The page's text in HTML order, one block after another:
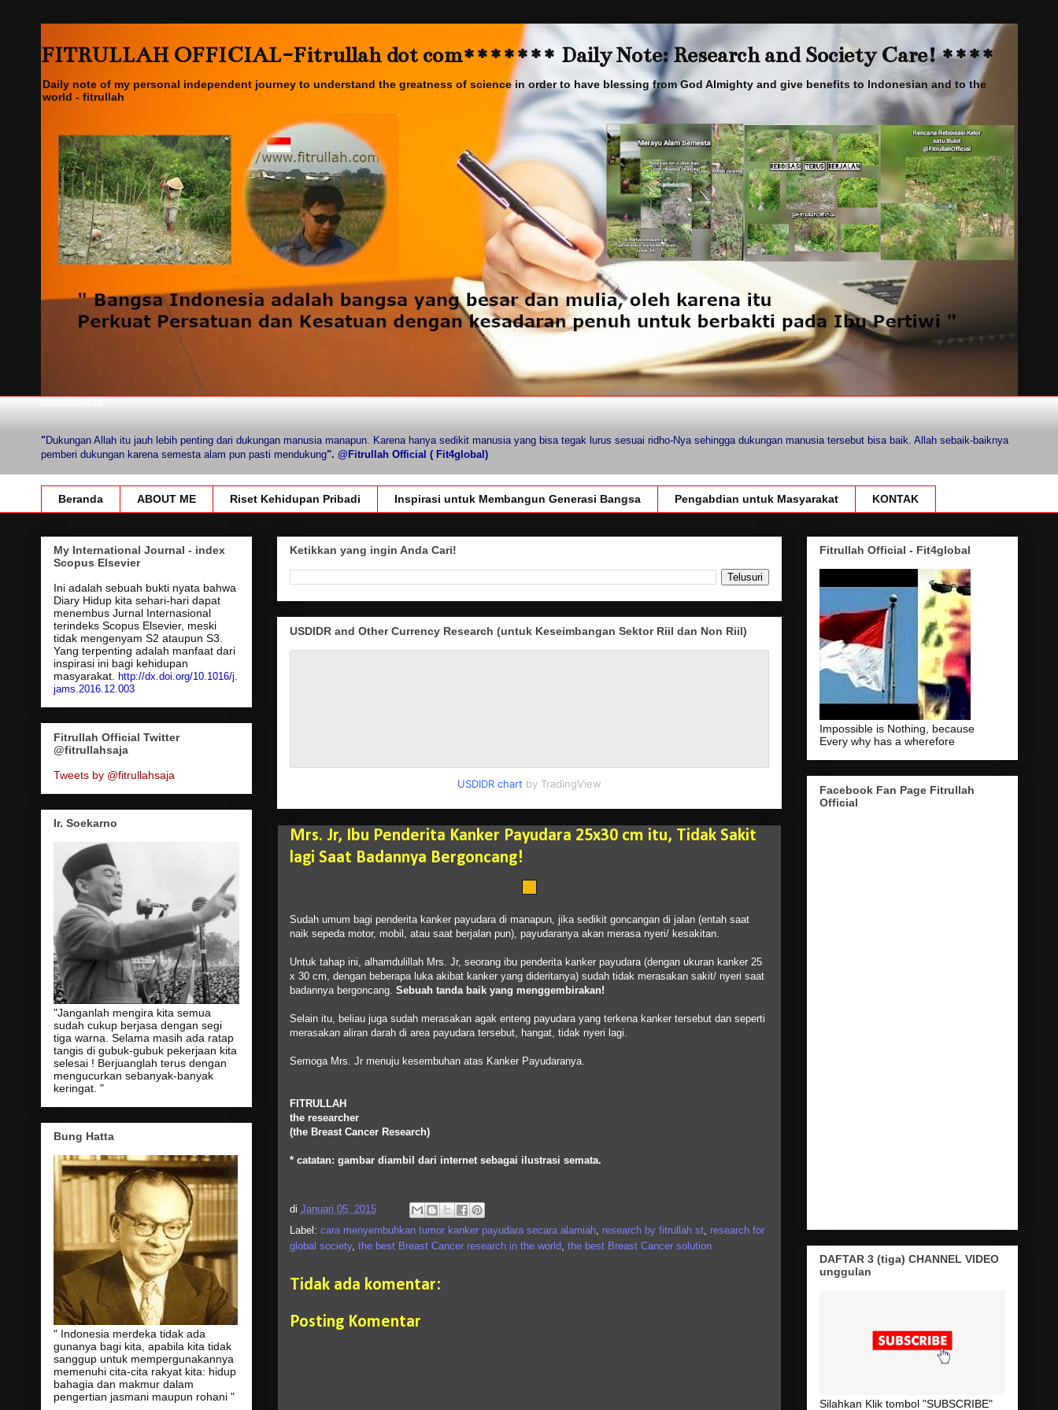
FITRULLAH OFFICIAL-Fitrullah dot com******* Daily Note: Research and Society Care! ****
Daily note of my personal independent journey to understand the greatness of science in order to have blessing from God Almighty and give benefits to Indonesian and to the
world - fitrullah
"Dukungan Allah itu jauh lebih penting dari dukungan manusia manapun. Karena hanya sedikit manusia yang bisa tegak lurus sesuai ridho-Nya sehingga dukungan manusia tersebut bisa baik. Allah sebaik-baiknya
pemberi dukungan karena semesta alam pun pasti mendukung". @Fitrullah Official ( Fit4global)
Beranda ABOUT ME Riset Kehidupan Pribadi Inspirasi untuk Membangun Generasi Bangsa Pengabdian untuk Masyarakat KONTAK
Ketikkan yang ingin Anda Cari!
USDIDR and Other Currency Research (untuk Keseimbangan Sektor Riil dan Non Riil)
USDIDR chart by TradingView
Mrs. Jr, Ibu Penderita Kanker Payudara 25x30 cm itu, Tidak Sakit
lagi Saat Badannya Bergoncang!
Sudah umum bagi penderita kanker payudara di manapun, jika sedikit goncangan di jalan (entah saat
naik sepeda motor, mobil, atau saat berjalan pun), payudaranya akan merasa nyeri/ kesakitan.
Untuk tahap ini, alhamdulillah Mrs. Jr, seorang ibu penderita kanker payudara (dengan ukuran kanker 25
x 30 cm, dengan beberapa luka akibat kanker yang dideritanya) sudah tidak merasakan sakit/ nyeri saat
badannya bergoncang. Sebuah tanda baik yang menggembirakan!
Selain itu, beliau juga sudah merasakan agak enteng payudara yang terkena kanker tersebut dan seperti
merasakan aliran darah di area payudara tersebut, hangat, tidak nyeri lagi.
Semoga Mrs. Jr menuju kesembuhan atas Kanker Payudaranya.
FITRULLAH
the researcher
(the Breast Cancer Research)
* catatan: gambar diambil dari internet sebagai ilustrasi semata.
di Januari 05, 2015
Label: cara menyembuhkan tumor kanker payudara secara alamiah, research by fitrullah st, research for
global society, the best Breast Cancer research in the world, the best Breast Cancer solution
Tidak ada komentar:
Posting Komentar
My International Journal - index
Scopus Elsevier
Ini adalah sebuah bukti nyata bahwa
Diary Hidup kita sehari-hari dapat
menembus Jurnal Internasional
terindeks Scopus Elsevier, meski
tidak mengenyam S2 ataupun S3.
Yang terpenting adalah manfaat dari
inspirasi ini bagi kehidupan
masyarakat.
http://dx.doi.org/10.1016/j.
jams.2016.12.003
Fitrullah Official Twitter
@fitrullahsaja
Tweets by @fitrullahsaja
Ir. Soekarno
"Janganlah mengira kita semua
sudah cukup berjasa dengan segi
tiga warna. Selama masih ada ratap
tangis di gubuk-gubuk pekerjaan kita
selesai ! Berjuanglah terus dengan
mengucurkan sebanyak-banyak
keringat. "
Bung Hatta
" Indonesia merdeka tidak ada
gunanya bagi kita, apabila kita tidak
sanggup untuk mempergunakannya
memenuhi cita-cita rakyat kita: hidup
bahagia dan makmur dalam
pengertian jasmani maupun rohani "
Fitrullah Official - Fit4global
Impossible is Nothing, because
Every why has a wherefore
Facebook Fan Page Fitrullah
Official
DAFTAR 3 (tiga) CHANNEL VIDEO
unggulan
Silahkan Klik tombol "SUBSCRIBE"